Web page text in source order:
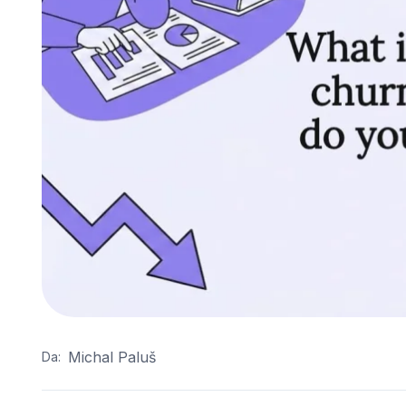
Da: Michal Paluš